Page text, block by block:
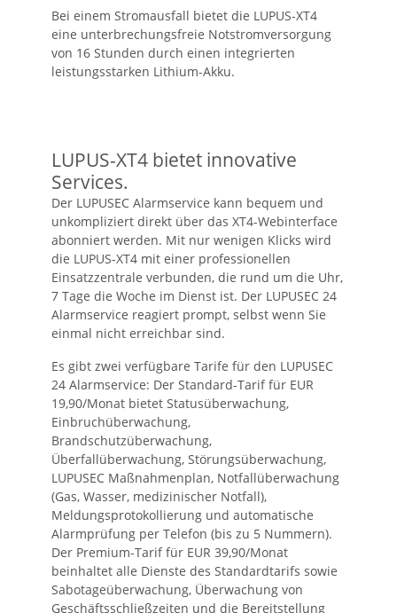
Bei einem Stromausfall bietet die LUPUS-XT4
eine unterbrechungsfreie Notstromversorgung
von 16 Stunden durch einen integrierten
leistungsstarken Lithium-Akku.
LUPUS-XT4 bietet innovative
Services.
Der LUPUSEC Alarmservice kann bequem und
unkompliziert direkt über das XT4-Webinterface
abonniert werden. Mit nur wenigen Klicks wird
die LUPUS-XT4 mit einer professionellen
Einsatzzentrale verbunden, die rund um die Uhr,
7 Tage die Woche im Dienst ist. Der LUPUSEC 24
Alarmservice reagiert prompt, selbst wenn Sie
einmal nicht erreichbar sind.
Es gibt zwei verfügbare Tarife für den LUPUSEC
24 Alarmservice: Der Standard-Tarif für EUR
19,90/Monat bietet Statusüberwachung,
Einbruchüberwachung,
Brandschutzüberwachung,
Überfallüberwachung, Störungsüberwachung,
LUPUSEC Maßnahmenplan, Notfallüberwachung
(Gas, Wasser, medizinischer Notfall),
Meldungsprotokollierung und automatische
Alarmprüfung per Telefon (bis zu 5 Nummern).
Der Premium-Tarif für EUR 39,90/Monat
beinhaltet alle Dienste des Standardtarifs sowie
Sabotageüberwachung, Überwachung von
Geschäftsschließzeiten und die Bereitstellung